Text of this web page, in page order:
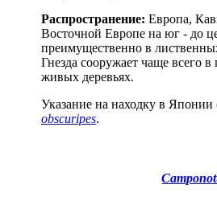
Распространение: Европа,
Восточной Европе на юг - до
преимущественно в
Гнезда сооружает чаще всего
живых деревьях.
Указание на находку в Японии
obscuripes.